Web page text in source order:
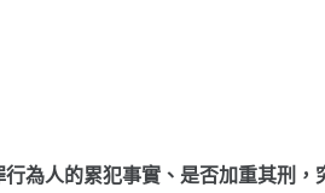
行為人的累犯事實、是否加重其刑